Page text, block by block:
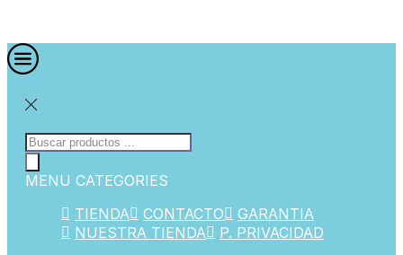
MENU CATEGORIES
TIENDA
CONTACTO
GARANTIA
NUESTRA TIENDA
P. PRIVACIDAD